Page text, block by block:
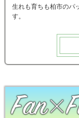
生れも育ちも柏市のパ
す。